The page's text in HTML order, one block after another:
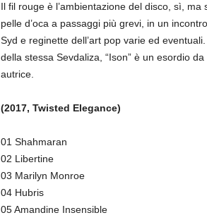
Il fil rouge è l’ambientazione del disco, sì,
pelle d’oca a passaggi più grevi, in un
Syd e reginette dell’art pop varie ed
della stessa Sevdaliza, “Ison” è un esordio
autrice.
(2017, Twisted Elegance)
01 Shahmaran
02 Libertine
03 Marilyn Monroe
04 Hubris
05 Amandine Insensible